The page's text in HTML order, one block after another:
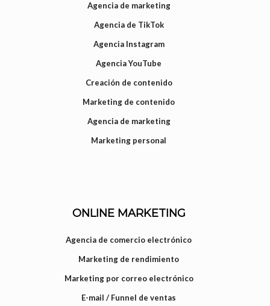
Agencia de marketing
Agencia de TikTok
Agencia Instagram
Agencia YouTube
Creación de contenido
Marketing de contenido
Agencia de marketing
Marketing personal
ONLINE MARKETING
Agencia de comercio electrónico
Marketing de rendimiento
Marketing por correo electrónico
E-mail / Funnel de ventas